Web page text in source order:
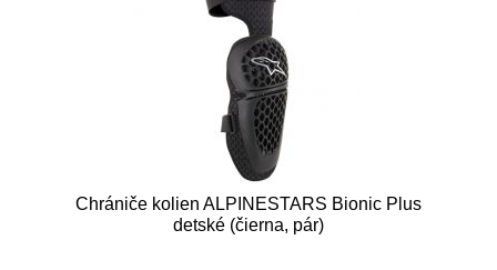
Chrániče kolien ALPINESTARS Bionic Plus
detské (čierna, pár)